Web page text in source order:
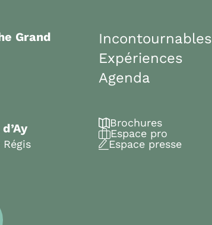
Grand
Incontournables
Expériences
Agenda
Brochures
Espace pro
Espace presse